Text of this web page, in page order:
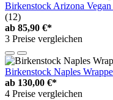
Birkenstock Arizona
(12)
ab 85,90 €*
3 Preise vergleichen
Birkenstock Naples
ab 130,00 €*
4 Preise vergleichen